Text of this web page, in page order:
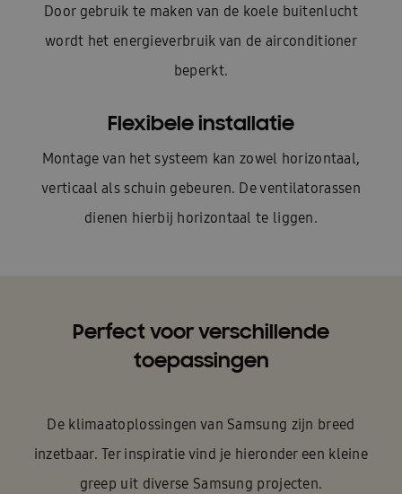
Door gebruik te maken van de koele buitenlucht
wordt het energieverbruik van de airconditioner
beperkt.
Flexibele installatie
Montage van het systeem kan zowel horizontaal,
verticaal als schuin gebeuren. De ventilatorassen
dienen hierbij horizontaal te liggen.
Perfect voor verschillende
toepassingen
De klimaatoplossingen van Samsung zijn breed
inzetbaar. Ter inspiratie vind je hieronder een kleine
greep uit diverse Samsung projecten.